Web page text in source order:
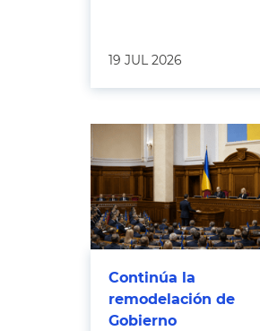
19 JUL 2026
Continúa la
remodelación de
Gobierno